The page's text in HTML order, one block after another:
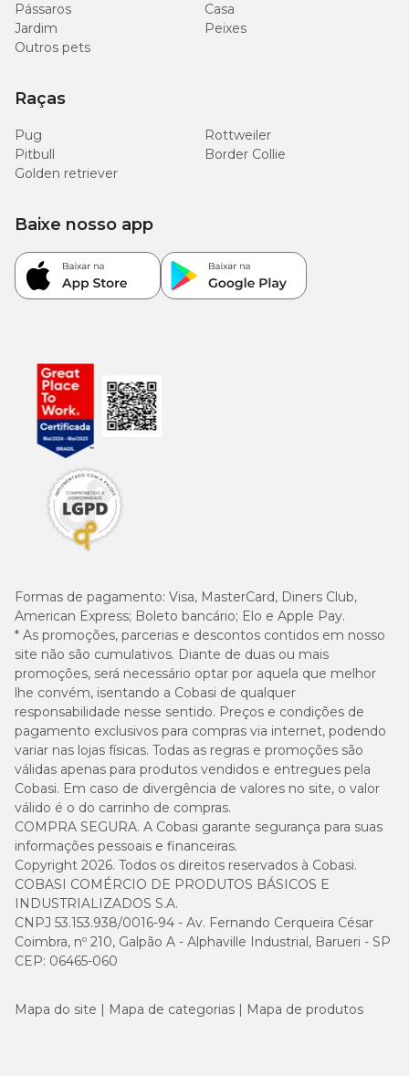
Pássaros
Casa
Jardim
Peixes
Outros pets
Raças
Pug
Rottweiler
Pitbull
Border Collie
Golden retriever
Formas de pagamento: Visa, MasterCard, Diners Club,
American Express; Boleto bancário; Elo e Apple Pay.
* As promoções, parcerias e descontos contidos em nosso
site não são cumulativos. Diante de duas ou mais
promoções, será necessário optar por aquela que melhor
lhe convém, isentando a Cobasi de qualquer
responsabilidade nesse sentido. Preços e condições de
pagamento exclusivos para compras via internet, podendo
variar nas lojas físicas. Todas as regras e promoções são
válidas apenas para produtos vendidos e entregues pela
Cobasi. Em caso de divergência de valores no site, o valor
válido é o do carrinho de compras.
COMPRA SEGURA. A Cobasi garante segurança para suas
informações pessoais e financeiras.
Copyright 2026. Todos os direitos reservados à Cobasi.
COBASI COMÉRCIO DE PRODUTOS BÁSICOS E
INDUSTRIALIZADOS S.A.
CNPJ 53.153.938/0016-94 - Av. Fernando Cerqueira César
Coimbra, nº 210, Galpão A - Alphaville Industrial, Barueri - SP
CEP: 06465-060
Baixe nosso app
Mapa do site Mapa de categorias Mapa de produtos